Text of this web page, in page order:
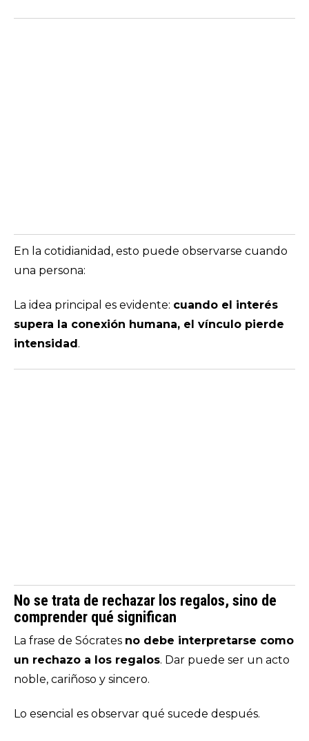
En la cotidianidad, esto puede observarse cuando
una persona:
La idea principal es evidente: cuando el interés
supera la conexión humana, el vínculo pierde
intensidad.
No se trata de rechazar los regalos, sino de
comprender qué significan
La frase de Sócrates no debe interpretarse como
un rechazo a los regalos. Dar puede ser un acto
noble, cariñoso y sincero.
Lo esencial es observar qué sucede después.